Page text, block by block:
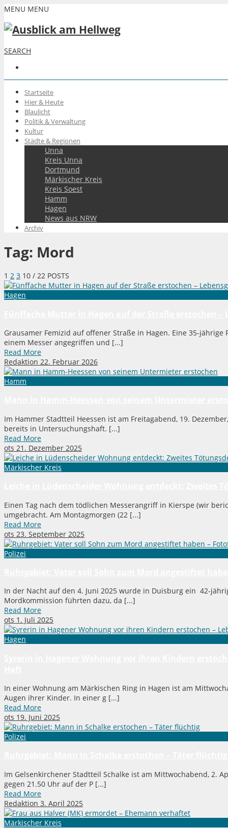
MENU MENU
SEARCH
Startseite
Hier & Heute
Blaulicht
Politik & Verwaltung
Kultur
Städte & Regionen
Unna
Kreis Unna
Dortmund
Märkischer Kreis
Kreis Soest
Hamm
Hagen
News aus NRW
Archiv
Tag: Mord
1 2 3 10 / 22 POSTS
Hagen
Grausamer Femizid auf offener Straße in Hagen. Eine 35-
einem Messer angegriffen und [...]
Read More
Redaktion 22. Februar 2026
Hamm
Im Hammer Stadtteil Heessen ist am Freitagabend, 19.
bereits in Untersuchungshaft. [...]
Read More
ots 21. Dezember 2025
Märkischer Kreis
Einen Tag nach dem tödlichen Messerangriff in Kierspe (wir
umgebracht. Am Montagmorgen (22 [...]
Read More
ots 23. September 2025
Polizei
In der Nacht auf den 4. Juni 2025 wurde in Duisburg ein 42-
Mordkommission führten dazu, da [...]
Read More
ots 1. Juli 2025
Hagen
In einer Wohnung am Märkischen Ring in Hagen ist am
Augen ihrer Kinder. In einer g [...]
Read More
ots 19. Juni 2025
Polizei
Im Gelsenkirchener Stadtteil Schalke ist am Mittwochabend, 2.
gegen 21.50 Uhr auf der P [...]
Read More
Redaktion 3. April 2025
Märkischer Kreis